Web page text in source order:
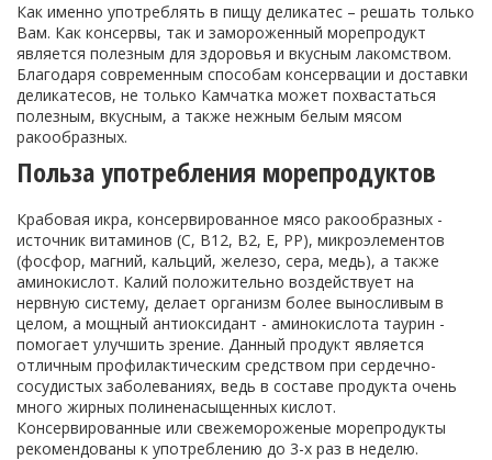
Как именно употреблять в пищу деликатес – решать только
Вам. Как консервы, так и замороженный морепродукт
является полезным для здоровья и вкусным лакомством.
Благодаря современным способам консервации и доставки
деликатесов, не только Камчатка может похвастаться
полезным, вкусным, а также нежным белым мясом
ракообразных.
Польза употребления морепродуктов
Крабовая икра, консервированное мясо ракообразных -
источник витаминов (С, В12, В2, Е, РР), микроэлементов
(фосфор, магний, кальций, железо, сера, медь), а также
аминокислот. Калий положительно воздействует на
нервную систему, делает организм более выносливым в
целом, а мощный антиоксидант - аминокислота таурин -
помогает улучшить зрение. Данный продукт является
отличным профилактическим средством при сердечно-
сосудистых заболеваниях, ведь в составе продукта очень
много жирных полиненасыщенных кислот.
Консервированные или свежемороженые морепродукты
рекомендованы к употреблению до 3-х раз в неделю.